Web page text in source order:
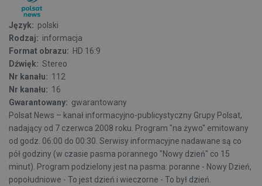
Język: polski
Rodzaj: informacja
Format obrazu: HD 16:9
Dźwięk: Stereo
Nr kanału: 112
Nr kanału: 16
Gwarantowany: gwarantowany
Polsat News – kanał informacyjno-publicystyczny Grupy Polsat,
nadający od 7 czerwca 2008 roku. Program "na żywo" emitowany
od godz. 06:00 do 00:30. Serwisy informacyjne nadawane są co
pół godziny (w czasie pasma porannego "Nowy dzień" co 15
minut). Program podzielony jest na pasma: poranne - Nowy Dzień,
popołudniowe - To jest dzień i wieczorne - To był dzień.